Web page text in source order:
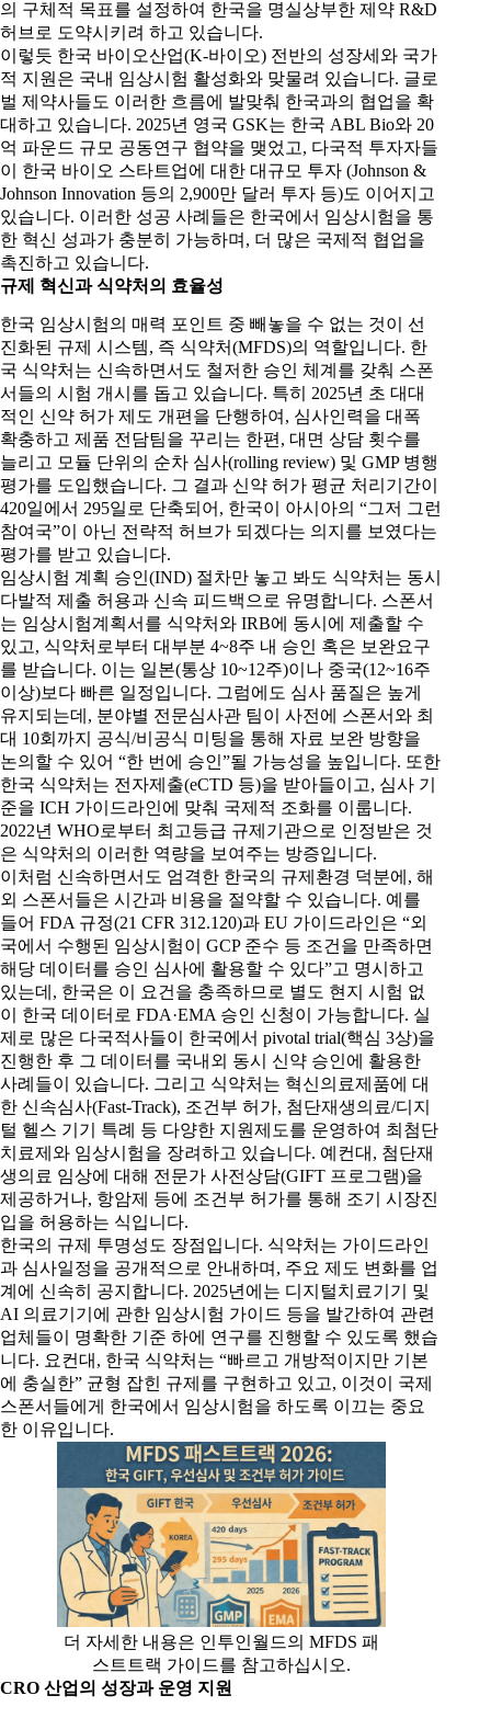
의 구체적 목표를 설정하여 한국을 명실상부한 제약 R&D
허브로 도약시키려 하고 있습니다.
이렇듯 한국 바이오산업(K-바이오) 전반의 성장세와 국가
적 지원은 국내 임상시험 활성화와 맞물려 있습니다. 글로
벌 제약사들도 이러한 흐름에 발맞춰 한국과의 협업을 확
대하고 있습니다. 2025년 영국 GSK는 한국 ABL Bio와 20
억 파운드 규모 공동연구 협약을 맺었고, 다국적 투자자들
이 한국 바이오 스타트업에 대한 대규모 투자 (Johnson &
Johnson Innovation 등의 2,900만 달러 투자 등)도 이어지고
있습니다. 이러한 성공 사례들은 한국에서 임상시험을 통
한 혁신 성과가 충분히 가능하며, 더 많은 국제적 협업을
촉진하고 있습니다.
규제 혁신과 식약처의 효율성
한국 임상시험의 매력 포인트 중 빼놓을 수 없는 것이 선
진화된 규제 시스템, 즉 식약처(MFDS)의 역할입니다. 한
국 식약처는 신속하면서도 철저한 승인 체계를 갖춰 스폰
서들의 시험 개시를 돕고 있습니다. 특히 2025년 초 대대
적인 신약 허가 제도 개편을 단행하여, 심사인력을 대폭
확충하고 제품 전담팀을 꾸리는 한편, 대면 상담 횟수를
늘리고 모듈 단위의 순차 심사(rolling review) 및 GMP 병행
평가를 도입했습니다. 그 결과 신약 허가 평균 처리기간이
420일에서 295일로 단축되어, 한국이 아시아의 “그저 그런
참여국”이 아닌 전략적 허브가 되겠다는 의지를 보였다는
평가를 받고 있습니다.
임상시험 계획 승인(IND) 절차만 놓고 봐도 식약처는 동시
다발적 제출 허용과 신속 피드백으로 유명합니다. 스폰서
는 임상시험계획서를 식약처와 IRB에 동시에 제출할 수
있고, 식약처로부터 대부분 4~8주 내 승인 혹은 보완요구
를 받습니다. 이는 일본(통상 10~12주)이나 중국(12~16주
이상)보다 빠른 일정입니다. 그럼에도 심사 품질은 높게
유지되는데, 분야별 전문심사관 팀이 사전에 스폰서와 최
대 10회까지 공식/비공식 미팅을 통해 자료 보완 방향을
논의할 수 있어 “한 번에 승인”될 가능성을 높입니다. 또한
한국 식약처는 전자제출(eCTD 등)을 받아들이고, 심사 기
준을 ICH 가이드라인에 맞춰 국제적 조화를 이룹니다.
2022년 WHO로부터 최고등급 규제기관으로 인정받은 것
은 식약처의 이러한 역량을 보여주는 방증입니다.
이처럼 신속하면서도 엄격한 한국의 규제환경 덕분에, 해
외 스폰서들은 시간과 비용을 절약할 수 있습니다. 예를
들어 FDA 규정(21 CFR 312.120)과 EU 가이드라인은 “외
국에서 수행된 임상시험이 GCP 준수 등 조건을 만족하면
해당 데이터를 승인 심사에 활용할 수 있다”고 명시하고
있는데, 한국은 이 요건을 충족하므로 별도 현지 시험 없
이 한국 데이터로 FDA·EMA 승인 신청이 가능합니다. 실
제로 많은 다국적사들이 한국에서 pivotal trial(핵심 3상)을
진행한 후 그 데이터를 국내외 동시 신약 승인에 활용한
사례들이 있습니다. 그리고 식약처는 혁신의료제품에 대
한 신속심사(Fast-Track), 조건부 허가, 첨단재생의료/디지
털 헬스 기기 특례 등 다양한 지원제도를 운영하여 최첨단
치료제와 임상시험을 장려하고 있습니다. 예컨대, 첨단재
생의료 임상에 대해 전문가 사전상담(GIFT 프로그램)을
제공하거나, 항암제 등에 조건부 허가를 통해 조기 시장진
입을 허용하는 식입니다.
한국의 규제 투명성도 장점입니다. 식약처는 가이드라인
과 심사일정을 공개적으로 안내하며, 주요 제도 변화를 업
계에 신속히 공지합니다. 2025년에는 디지털치료기기 및
AI 의료기기에 관한 임상시험 가이드 등을 발간하여 관련
업체들이 명확한 기준 하에 연구를 진행할 수 있도록 했습
니다. 요컨대, 한국 식약처는 “빠르고 개방적이지만 기본
에 충실한” 균형 잡힌 규제를 구현하고 있고, 이것이 국제
스폰서들에게 한국에서 임상시험을 하도록 이끄는 중요
한 이유입니다.
더 자세한 내용은 인투인월드의 MFDS 패
스트트랙 가이드를 참고하십시오.
CRO 산업의 성장과 운영 지원